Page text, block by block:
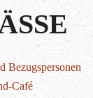
Bezugspersonen
Café